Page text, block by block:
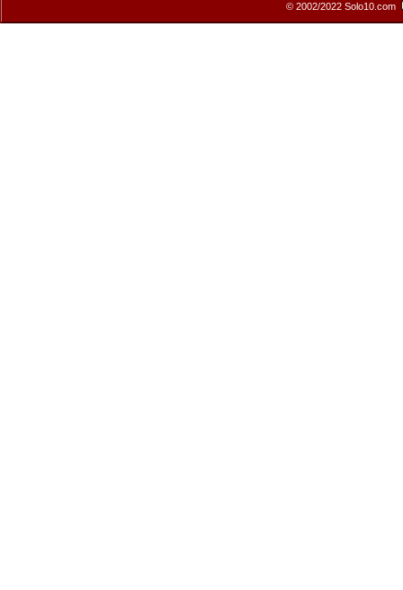
© 2002/2022 Solo10.com